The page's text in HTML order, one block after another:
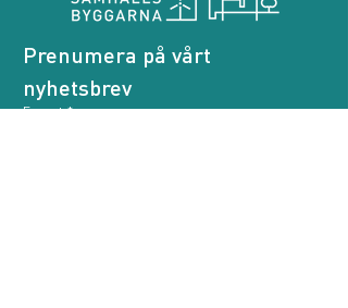
Prenumera på vårt
nyhetsbrev
E-post *